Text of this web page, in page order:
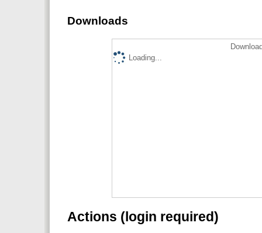
Downloads
Loading...
Actions (login required)